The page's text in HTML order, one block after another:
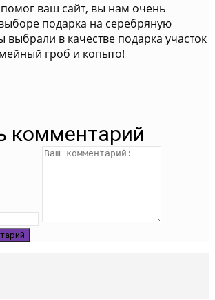
ваш сайт, вы нам очень
подарка на серебряную
выбрали в качестве подарка участок
гроб и копыто!
комментарий